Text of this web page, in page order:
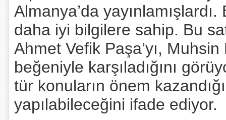
Almanya’da
daha iyi bilgilere sahip. Bu
Ahmet Vefik Paşa’yı, Muhsin
beğeniyle karşıladığını
tür konuların önem
yapılabileceğini ifade ediyor.